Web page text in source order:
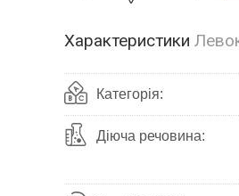
Характеристики
Категорія:
Діюча речовина: